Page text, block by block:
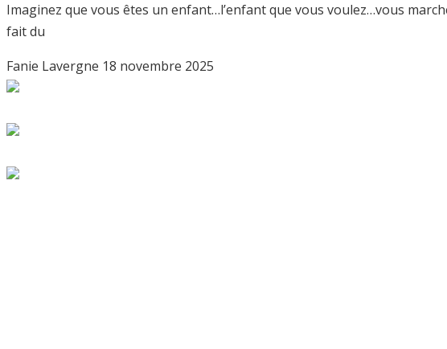
Imaginez que vous êtes un enfant…l’enfant que vous voulez…vous
fait du
Fanie Lavergne 18 novembre 2025